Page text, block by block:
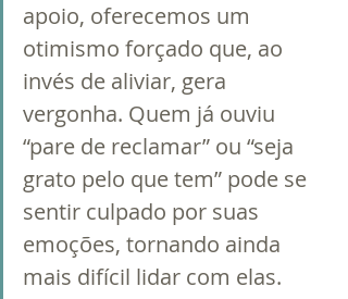
apoio, oferecemos um
otimismo forçado que, ao
invés de aliviar, gera
vergonha. Quem já ouviu
“pare de reclamar” ou “seja
grato pelo que tem” pode se
sentir culpado por suas
emoções, tornando ainda
mais difícil lidar com elas.